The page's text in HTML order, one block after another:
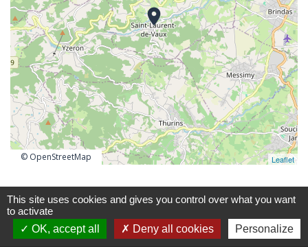
location_on
Leaflet
© OpenStreetMap
Contacts
This site uses cookies and gives you control over what you want
to activate
OK, accept all
Deny all cookies Personalize